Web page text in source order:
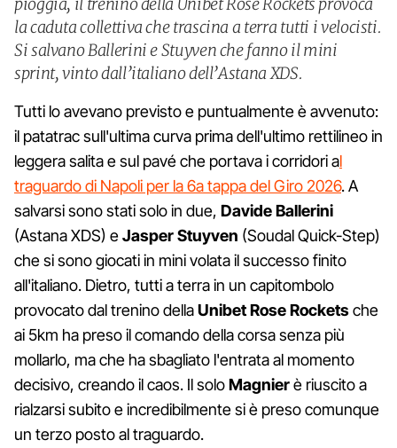
la caduta collettiva che trascina a terra tutti i velocisti.
Si salvano Ballerini e Stuyven che fanno il mini
sprint, vinto dall’italiano dell’Astana XDS.
Tutti lo avevano previsto e puntualmente è avvenuto:
il patatrac sull'ultima curva prima dell'ultimo rettilineo in
leggera salita e sul pavé che portava i corridori al
traguardo di Napoli per la 6a tappa del Giro 2026. A
salvarsi sono stati solo in due, Davide Ballerini
(Astana XDS) eJasper Stuyven (Soudal Quick-Step)
che si sono giocati in mini volata il successo finito
all'italiano. Dietro, tutti a terra in un capitombolo
provocato dal trenino dellaUnibet Rose Rocketsche
ai 5km ha preso il comando della corsa senza più
mollarlo, ma che ha sbagliato l'entrata al momento
decisivo, creando il caos. Il soloMagnierè riuscito a
rialzarsi subito e incredibilmente si è preso comunque
un terzo posto al traguardo.